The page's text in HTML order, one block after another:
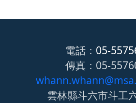
電話： 05-
傳真：05-
雲林縣斗六市斗工